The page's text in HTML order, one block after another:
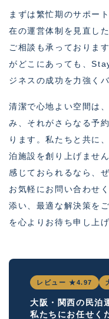
まずは繁忙期のサポー
在の運営体制を見直し
ご相談も承っておりま
がどこにあっても、
ジネスの成功を力強く
清潔で心地よい空間は
み、それがさらなる予
ります。私たちと共に
泊施設を創り上げませ
感じておられるなら、
お気軽にお問い合わせ
添い、最適な解決策を
を心よりお待ち申し上
レビュー ★4.97
大阪・関西の民泊
私たちにお任せく